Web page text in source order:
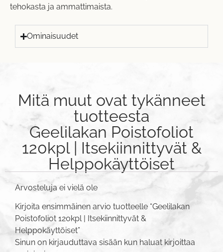
tehokasta ja ammattimaista.
Ominaisuudet
Mitä muut ovat tykänneet
tuotteesta
Geelilakan Poistofoliot
120kpl | Itsekiinnittyvät &
Helppokäyttöiset
Arvosteluja ei vielä ole
Kirjoita ensimmäinen arvio tuotteelle “Geelilakan
Poistofoliot 120kpl | Itsekiinnittyvät &
Helppokäyttöiset”
Sinun on kirjauduttava sisään kun haluat kirjoittaa